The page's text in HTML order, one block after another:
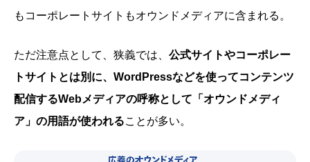
もコーポレートサイトもオウンドメディアに含まれる。
ただ注意点として、狭義では、 公式サイトやコーポレー
トサイトとは別に、WordPressなどを使ってコンテンツ
配信するWebメディアの呼称として「オウンドメディ
ア」の用語が使われることが多い。